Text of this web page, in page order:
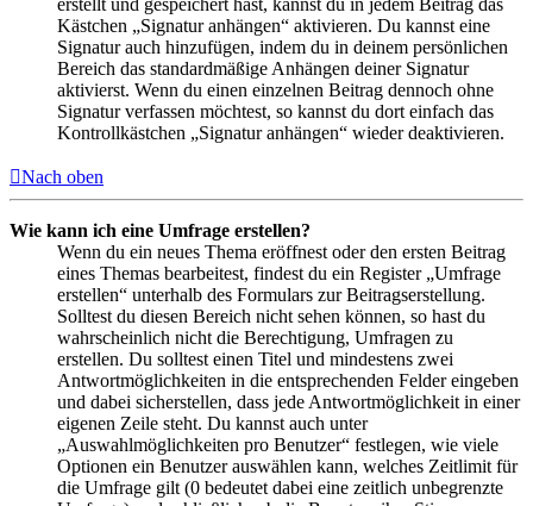
Kästchen „Signatur anhängen“ aktivieren. Du kannst eine
Signatur auch hinzufügen, indem du in deinem persönlichen
Bereich das standardmäßige Anhängen deiner Signatur
aktivierst. Wenn du einen einzelnen Beitrag dennoch ohne
Signatur verfassen möchtest, so kannst du dort einfach das
Kontrollkästchen „Signatur anhängen“ wieder deaktivieren.
Nach oben
Wie kann ich eine Umfrage erstellen?
Wenn du ein neues Thema eröffnest oder den ersten Beitrag
eines Themas bearbeitest, findest du ein Register „Umfrage
erstellen“ unterhalb des Formulars zur Beitragserstellung.
Solltest du diesen Bereich nicht sehen können, so hast du
wahrscheinlich nicht die Berechtigung, Umfragen zu
erstellen. Du solltest einen Titel und mindestens zwei
Antwortmöglichkeiten in die entsprechenden Felder eingeben
und dabei sicherstellen, dass jede Antwortmöglichkeit in einer
eigenen Zeile steht. Du kannst auch unter
„Auswahlmöglichkeiten pro Benutzer“ festlegen, wie viele
Optionen ein Benutzer auswählen kann, welches Zeitlimit für
die Umfrage gilt (0 bedeutet dabei eine zeitlich unbegrenzte